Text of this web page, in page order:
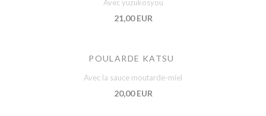
Avec yuzukosyou
21,00 EUR
POULARDE KATSU
Avec la sauce moutarde-miel
20,00 EUR